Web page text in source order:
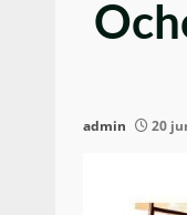
admin 20